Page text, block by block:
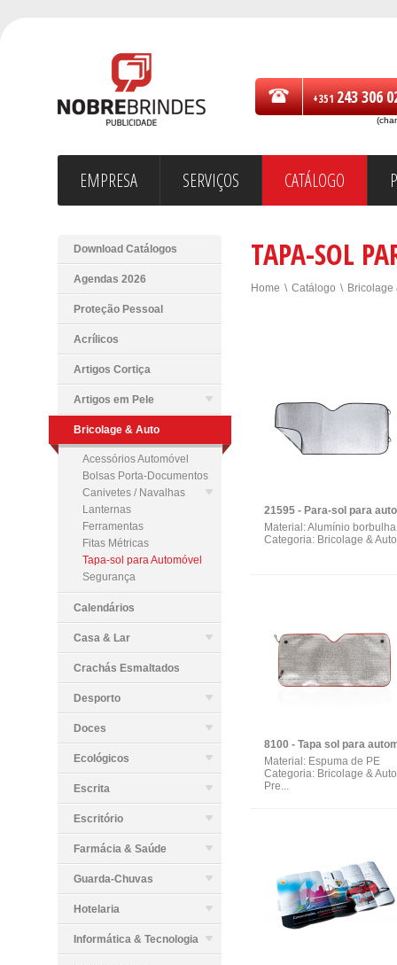
+351243 306
EMPRESA SERVIÇOS CATÁLOGO
Download Catálogos
Agendas 2026
Proteção Pessoal
Acrílicos
Artigos Cortiça
Artigos em Pele
Bricolage & Auto
Acessórios Automóvel
Bolsas Porta-Documentos
Canivetes / Navalhas
Lanternas
Ferramentas
Fitas Métricas
Tapa-sol para Automóvel
Segurança
Calendários
Casa & Lar
Crachás Esmaltados
Desporto
Doces
Ecológicos
Escrita
Escritório
Farmácia & Saúde
Guarda-Chuvas
Hotelaria
Informática & Tecnologia
TAPA-SOL
Home \ Catálogo \ Bricolage
Material: Alumínio borbulha
Categoria: Bricolage & Auto
Material: Espuma de PE
Categoria: Bricolage & Auto
Pre...